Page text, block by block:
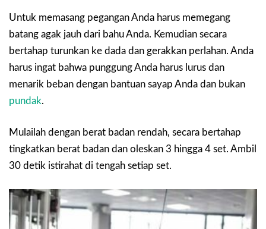
Untuk memasang pegangan Anda harus memegang
batang agak jauh dari bahu Anda. Kemudian secara
bertahap turunkan ke dada dan gerakkan perlahan. Anda
harus ingat bahwa punggung Anda harus lurus dan
menarik beban dengan bantuan sayap Anda dan bukan
pundak.
Mulailah dengan berat badan rendah, secara bertahap
tingkatkan berat badan dan oleskan 3 hingga 4 set. Ambil
30 detik istirahat di tengah setiap set.